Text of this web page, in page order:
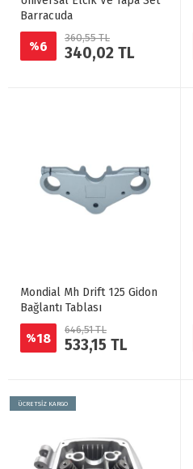
Barracuda
%6
360,55 TL
340,02 TL
Mondial Mh Drift 125 Gidon
Bağlantı Tablası
%18
646,51 TL
533,15 TL
ÜCRETSİZ KARGO